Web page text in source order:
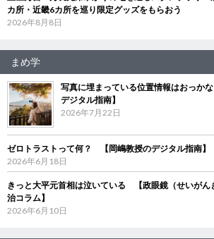
カ所・近畿6カ所を巡り限定グッズをもらおう
2026年8月8日
まめ学
写真に埋まっている位置情報はおっか
デジタル指南】
2026年7月22日
ゼロトラストって何？ 【岡嶋教授のデジタル指南】
2026年6月18日
きっと大平元首相は泣いている 【政眼鏡（せいがん
治コラム】
2026年6月10日